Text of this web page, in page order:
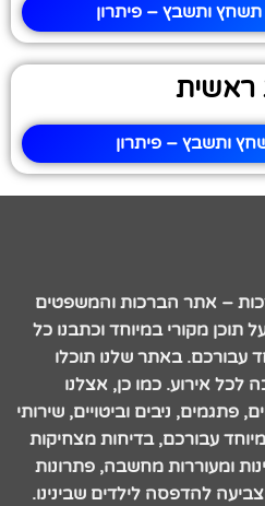
ותשבץ – פיתרון
ראשית
ותשבץ – פיתרון
– אתר הברכות והמשפטים
תוכן מקורי במיוחד וכתבנו כל
עבורכם. באתר שלנו תוכלו
אירוע. כמו כן, אצלנו
פתגמים, ניבים וביטויים, שירותי
עבורכם, בדיחות מצחיקות
ומעוררות מחשבה, פתרונות
להדפסה לילדים שבינינו.